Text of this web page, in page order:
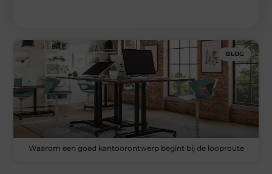
BLOG
Waarom een goed kantoorontwerp begint bij de looproute